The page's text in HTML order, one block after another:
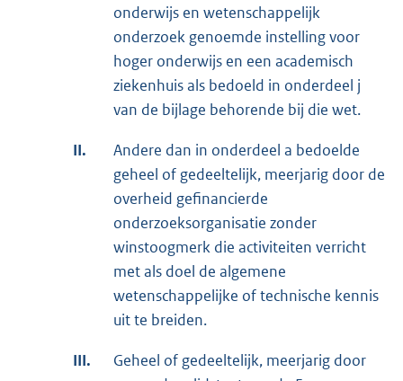
onderwijs en wetenschappelijk
onderzoek genoemde instelling voor
hoger onderwijs en een academisch
ziekenhuis als bedoeld in onderdeel j
van de bijlage behorende bij die wet.
II.
Andere dan in onderdeel a bedoelde
geheel of gedeeltelijk, meerjarig door de
overheid gefinancierde
onderzoeksorganisatie zonder
winstoogmerk die activiteiten verricht
met als doel de algemene
wetenschappelijke of technische kennis
uit te breiden.
III.
Geheel of gedeeltelijk, meerjarig door